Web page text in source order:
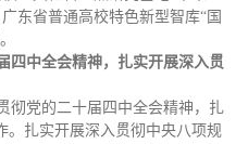
东省普通高校特色新型智库“国
四中全会精神，扎实开展深入贯
彻党的二十届四中全会精神，扎
。扎实开展深入贯彻中央八项规